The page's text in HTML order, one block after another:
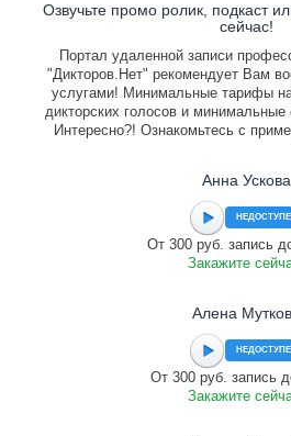
Озвучьте промо ролик, подкаст
сейчас!
Портал удаленной записи
"Дикторов.Нет" рекомендует Вам
услугами! Минимальные тарифы
дикторских голосов и минимальные
Интересно?! Ознакомьтесь с
Анна Ускова
От 300 руб. запись
Закажите
Алена
От 300 руб. запись
Закажите